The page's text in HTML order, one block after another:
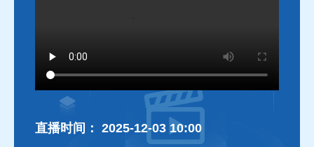
直播时间： 2025-12-03 10:00